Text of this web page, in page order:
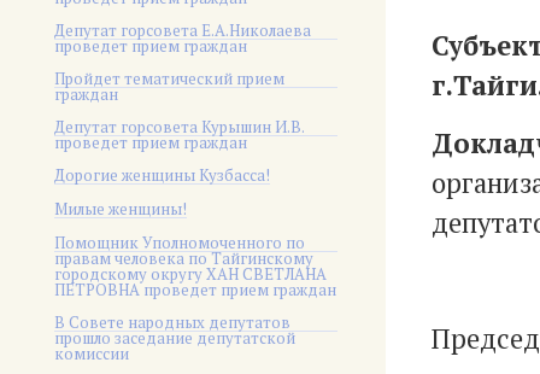
Депутат горсовета Е.А.Николаева
проведет прием граждан
Пройдет тематический прием
граждан
Депутат горсовета Курышин И.В.
проведет прием граждан
Дорогие женщины Кузбасса!
Милые женщины!
Помощник Уполномоченного по
правам человека по Тайгинскому
городскому округу ХАН СВЕТЛАНА
ПЕТРОВНА проведет прием граждан
В Совете народных депутатов
прошло заседание депутатской
комиссии